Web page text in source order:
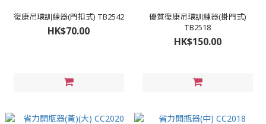
復康吊環訓練器(門扣式) TB2542
HK$70.00
優質復康吊環訓練器(掛門式)
TB2518
HK$150.00